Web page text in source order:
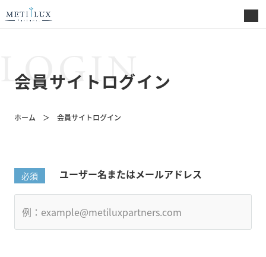
LOGIN
会員サイトログイン
ホーム 会員サイトログイン
ユーザー名またはメールアドレス